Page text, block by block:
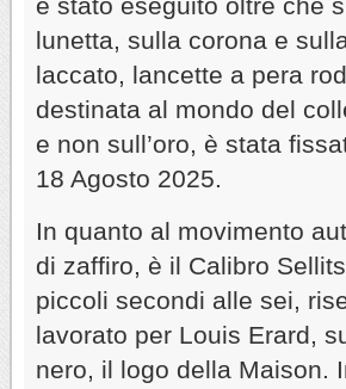
lunetta, sulla corona e
laccato, lancette a pera
destinata al mondo del
e non sull’oro, è stata
18 Agosto 2025.
In quanto al movimento
di zaffiro, è il Calibro
piccoli secondi alle sei,
lavorato per Louis Erard,
nero, il logo della Maison.